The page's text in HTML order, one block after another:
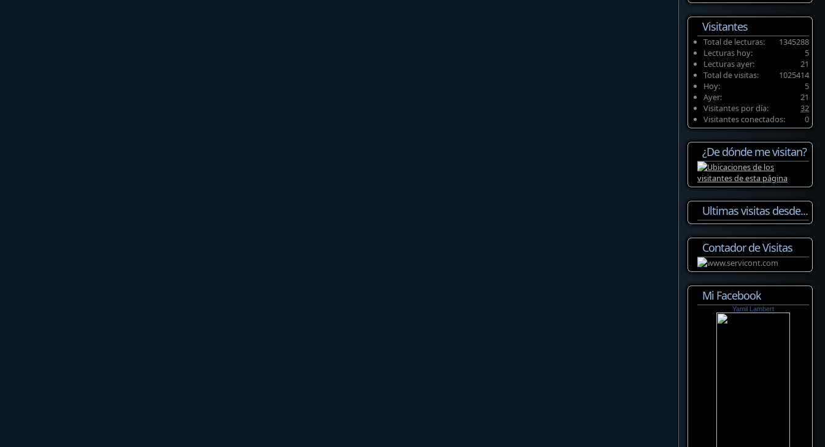
Visitantes
1345288
Total de lecturas:
5
Lecturas hoy:
21
Lecturas ayer:
1025414
Total de visitas:
5
Hoy:
21
Ayer:
32
Visitantes por día:
0
Visitantes conectados:
¿De dónde me visitan?
Ultimas visitas desde...
Contador de Visitas
Mi Facebook
Yamil Lambert